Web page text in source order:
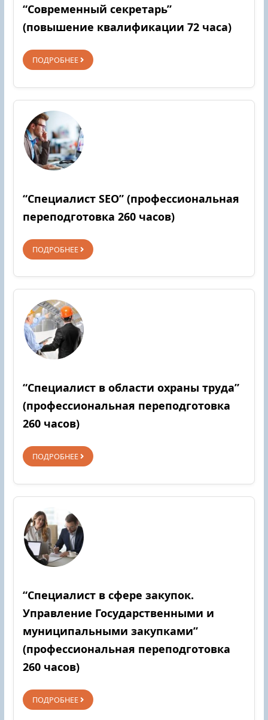
“Современный секретарь”
(повышение квалификации 72 часа)
ПОДРОБНЕЕ
“Специалист SEO” (профессиональная
переподготовка 260 часов)
ПОДРОБНЕЕ
“Специалист в области охраны труда”
(профессиональная переподготовка
260 часов)
ПОДРОБНЕЕ
“Специалист в сфере закупок.
Управление Государственными и
муниципальными закупками”
(профессиональная переподготовка
260 часов)
ПОДРОБНЕЕ